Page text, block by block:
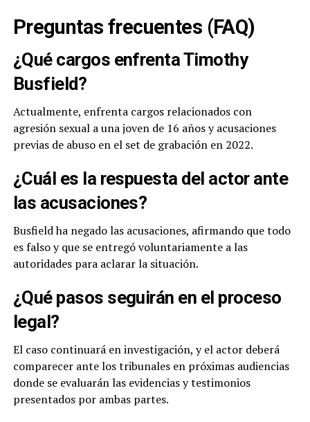
Preguntas frecuentes (FAQ)
¿Qué cargos enfrenta Timothy
Busfield?
Actualmente, enfrenta cargos relacionados con
agresión sexual a una joven de 16 años y acusaciones
previas de abuso en el set de grabación en 2022.
¿Cuál es la respuesta del actor ante
las acusaciones?
Busfield ha negado las acusaciones, afirmando que todo
es falso y que se entregó voluntariamente a las
autoridades para aclarar la situación.
¿Qué pasos seguirán en el proceso
legal?
El caso continuará en investigación, y el actor deberá
comparecer ante los tribunales en próximas audiencias
donde se evaluarán las evidencias y testimonios
presentados por ambas partes.